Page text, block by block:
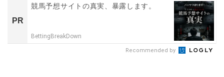
PR
競馬予想サイトの真実、暴露します。
BettingBreakDown
Recommended by